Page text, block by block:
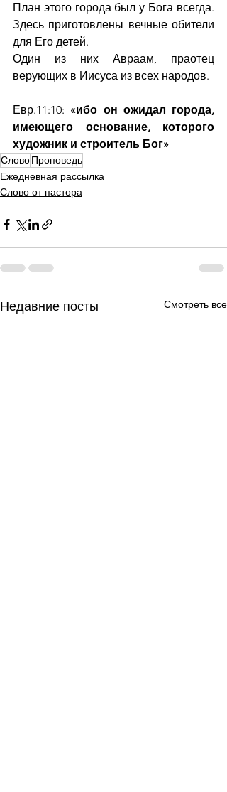
План этого города был у Бога всегда.
Здесь приготовлены вечные обители
для Его детей.
Один из них Авраам, праотец
верующих в Иисуса из всех народов.
Евр.11:10: «ибо он ожидал города,
имеющего основание, которого
художник и строитель Бог»
СловоПроповедь
Ежедневная рассылка
Слово от пастора
Недавние посты Смотреть все